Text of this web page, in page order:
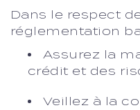
Dans le respect
réglementation
Assurez la
crédit et des
Veillez à la